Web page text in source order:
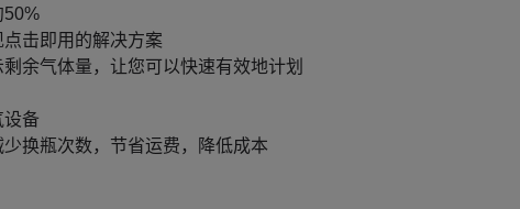
50%
击即用的解决方案
余气体量，让您可以快速有效地计划
设备
换瓶次数，节省运费，降低成本